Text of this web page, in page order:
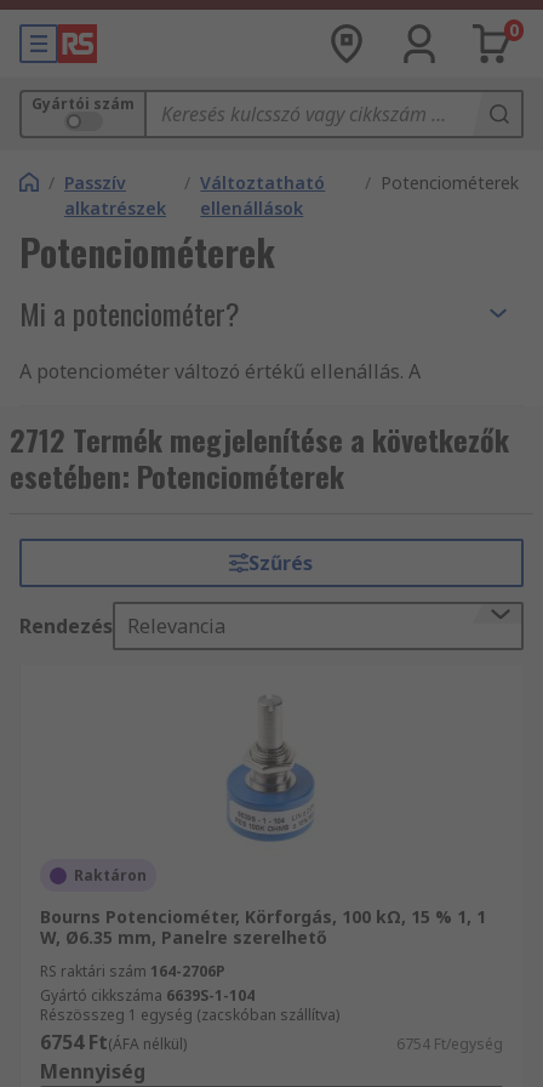
0
Gyártói szám
/ Passzív
alkatrészek
/ Változtatható
ellenállások
/ Potenciométerek
Potenciométerek
Mi a potenciométer?
A potenciométer változó értékű ellenállás. A
folyó áram szabályozását és módosítását. A
Potenciométerek potiknak vagy potmétereknek is
nevezhetők.
A potenciométerek két, rezisztív elemhez
(pályához) rögzített érintkezővel rendelkeznek. A
rezisztív elem általában huzalból vagy szénből,
fémkerámiából vagy vezető műanyagból készül. A
harmadik érintkező csatlakoztatva van az
az ablaktörlő mozog a pályán, Az ellenállás
változik, és az áramkörön átfolyó áram változik.
A potenciométerek típusai
forgó potenciométerekegy orsó vagy gomb
segítségével könnyen vezérelhetők. A forgó
potenciométerek lehetnek egy -vagy
többfordulatos potenciométerek.
2712 Termék megjelenítése a következők
esetében: Potenciométerek
Szűrés
Rendezés Relevancia
Raktáron
Bourns Potenciométer, Körforgás, 100 kΩ, 15 % 1, 1
W, Ø6.35 mm, Panelre szerelhető
RS raktári szám 164-2706P
Gyártó cikkszáma 6639S-1-104
Részösszeg 1 egység (zacskóban szállítva)
6754 Ft(ÁFA nélkül) 6754 Ft/egység
Mennyiség